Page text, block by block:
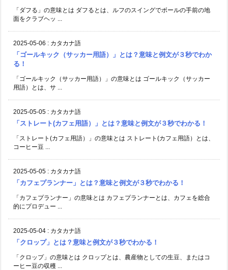
「ダフる」の意味とは ダフるとは、ルフのスイングでボールの手前の地
面をクラブヘッ ...
2025-05-06 : カタカナ語
「ゴールキック（サッカー用語）」とは？意味と例文が３秒でわか
る！
「ゴールキック（サッカー用語）」の意味とは ゴールキック（サッカー
用語）とは、サ ...
2025-05-05 : カタカナ語
「ストレート(カフェ用語）」とは？意味と例文が３秒でわかる！
「ストレート(カフェ用語）」の意味とは ストレート(カフェ用語）とは、
コーヒー豆 ...
2025-05-05 : カタカナ語
「カフェプランナー」とは？意味と例文が３秒でわかる！
「カフェプランナー」の意味とは カフェプランナーとは、カフェを総合
的にプロデュー ...
2025-05-04 : カタカナ語
「クロップ」とは？意味と例文が３秒でわかる！
「クロップ」の意味とは クロップとは、農産物としての生豆、またはコ
ーヒー豆の収穫 ...